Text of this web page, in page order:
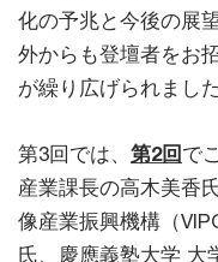
化の予兆と今後の展
外からも登壇者をお
が繰り広げられました
第3回では、 第2回で
産業課長の高木美香
像産業振興機構（
氏、慶應義塾大学 大